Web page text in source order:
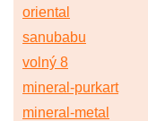
oriental
sanubabu
volný 8
mineral-purkart
mineral-metal